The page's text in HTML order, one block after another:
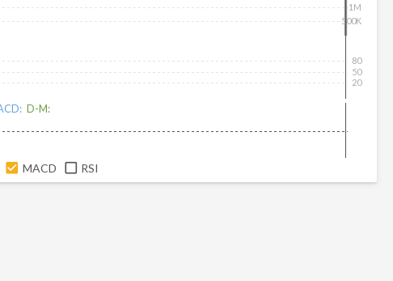
500K
1M
20
50
80
D-M:
MACD RSI